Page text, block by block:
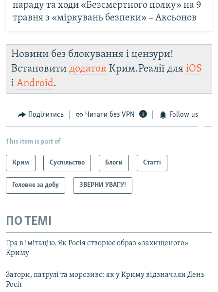
параду та ходи «Безсмертного полку» на 9
травня з «міркувань безпеки» – Аксьонов
Новини без блокування і цензури!
Встановити додаток Крим.Реалії для iOS
і Android.
Поділитись Читати без VPN Follow us
This item is part of
Крим Суспільство Блоги Статті
Головне за добу ЗВЕРНИ УВАГУ!
ПО ТЕМІ
Гра в імітацію. Як Росія створює образ «захищеного»
Криму
Затори, патрулі та морозиво: як у Криму відзначали День
Росії